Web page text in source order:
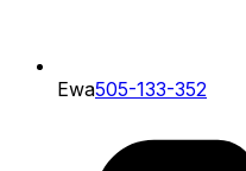
Ewa505-133-352